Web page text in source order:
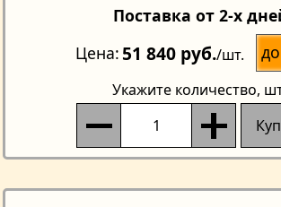
Поставка от 2-х
Цена 51 840 руб./шт.
Укажите количество,